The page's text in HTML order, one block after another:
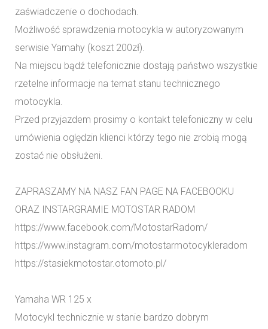
zaświadczenie o dochodach.
Możliwość sprawdzenia motocykla w autoryzowanym
serwisie Yamahy (koszt 200zł).
Na miejscu bądź telefonicznie dostają państwo wszystkie
rzetelne informacje na temat stanu technicznego
motocykla.
Przed przyjazdem prosimy o kontakt telefoniczny w celu
umówienia oględzin klienci którzy tego nie zrobią mogą
zostać nie obsłużeni.
ZAPRASZAMY NA NASZ FAN PAGE NA FACEBOOKU
ORAZ INSTARGRAMIE MOTOSTAR RADOM
https://www.facebook.com/MotostarRadom/
https://www.instagram.com/motostarmotocykleradom
https://stasiekmotostar.otomoto.pl/
Yamaha WR 125 x
Motocykl technicznie w stanie bardzo dobrym